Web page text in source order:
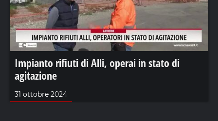
Impianto rifiuti di Alli, operai in stato di
agitazione
31 ottobre 2024